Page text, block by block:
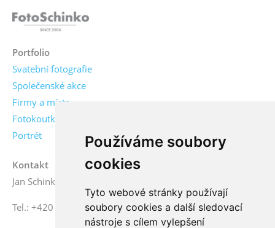
Používáme soubory
cookies
Tyto webové stránky používají
soubory cookies a další sledovací
nástroje s cílem vylepšení
Portfolio
Svatební fotografie
Společenské akce
Firmy a místa
Fotokoutky
Portrét
Kontakt
Jan Schinko jr., fotograf
Tel.: +420 776 771 000